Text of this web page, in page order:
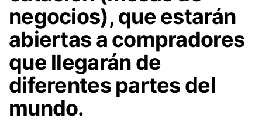
negocios), que estarán
abiertas a compradores
que llegarán de
diferentes partes del
mundo.